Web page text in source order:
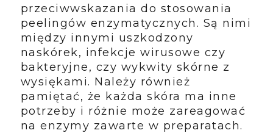
przeciwwskazania do stosowania
peelingów enzymatycznych. Są nimi
między innymi uszkodzony
naskórek, infekcje wirusowe czy
bakteryjne, czy wykwity skórne z
wysiękami. Należy również
pamiętać, że każda skóra ma inne
potrzeby i różnie może zareagować
na enzymy zawarte w preparatach.